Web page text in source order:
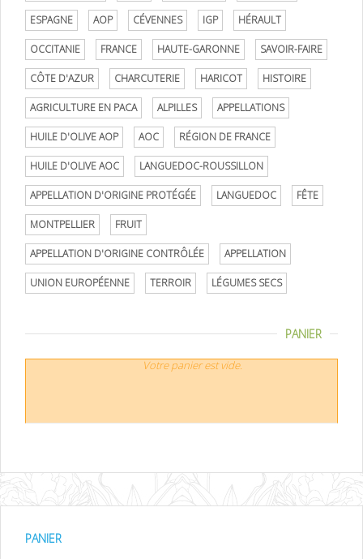
ESPAGNE AOP CÉVENNES IGP HÉRAULT
OCCITANIE FRANCE HAUTE-GARONNE SAVOIR-FAIRE
CÔTE D'AZUR CHARCUTERIE HARICOT HISTOIRE
AGRICULTURE EN PACA ALPILLES APPELLATIONS
HUILE D'OLIVE AOP AOC RÉGION DE FRANCE
HUILE D'OLIVE AOC LANGUEDOC-ROUSSILLON
APPELLATION D'ORIGINE PROTÉGÉE LANGUEDOC FÊTE
MONTPELLIER FRUIT
APPELLATION D'ORIGINE CONTRÔLÉE APPELLATION
UNION EUROPÉENNE TERROIR LÉGUMES SECS
PANIER
Votre panier est vide.
PANIER